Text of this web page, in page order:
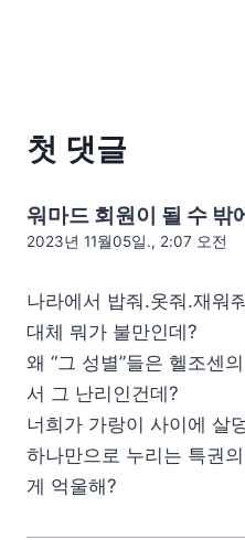
첫 댓글
워마드 회원이 될 수 밖
2023년 11월05일., 2:07 오전
나라에서 밥줘.옷줘.재워
대체 뭐가 불만인데?
왜 “그 성별”들은 헬조센
서 그 난리인건데?
너희가 가랑이 사이에 살
하나만으로 누리는 특권
게 억울해?